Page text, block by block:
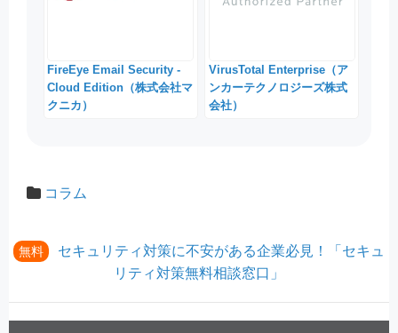
FireEye Email Security -
Cloud Edition（株式会社マ
クニカ）
VirusTotal Enterprise（ア
ンカーテクノロジーズ株式
会社）
コラム
無料
セキュリティ対策に不安がある企業必見！「セキュ
リティ対策無料相談窓口」